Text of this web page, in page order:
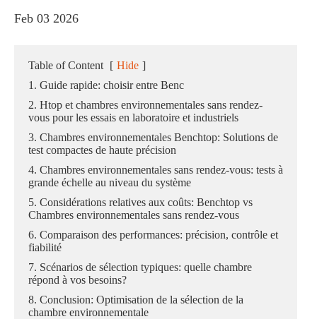
Feb 03 2026
Table of Content [ Hide ]
1. Guide rapide: choisir entre Benc
2. Htop et chambres environnementales sans rendez-
vous pour les essais en laboratoire et industriels
3. Chambres environnementales Benchtop: Solutions de
test compactes de haute précision
4. Chambres environnementales sans rendez-vous: tests à
grande échelle au niveau du système
5. Considérations relatives aux coûts: Benchtop vs
Chambres environnementales sans rendez-vous
6. Comparaison des performances: précision, contrôle et
fiabilité
7. Scénarios de sélection typiques: quelle chambre
répond à vos besoins?
8. Conclusion: Optimisation de la sélection de la
chambre environnementale